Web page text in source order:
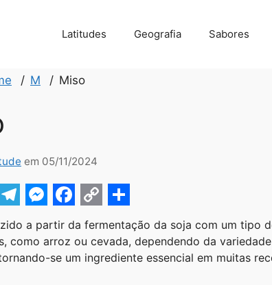
Latitudes Geografia Sabores
M Miso
em 05/11/2024
M
e
s
F
a
c
C
o
p
S
h
a
a partir da fermentação da soja com um tipo
como arroz ou cevada, dependendo da
se um ingrediente essencial em muitas